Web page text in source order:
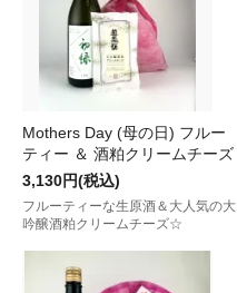
Mothers Day (母の日) フルー
ティー ＆ 酒粕クリームチーズ
3,130円(税込)
フルーティーな生原酒＆大人気の大
吟醸酒粕クリームチーズ☆